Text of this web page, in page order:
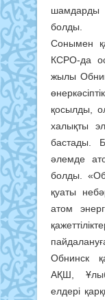
шамдарды
болды.
Сонымен
КСРО-да
жылы
қосылды,
халықты
бастады.
әлемде
болды.
қуаты
атом
Обнинск
АҚШ,
елдері